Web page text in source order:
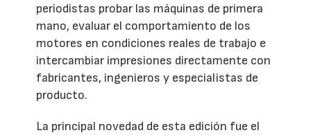
periodistas probar las máquinas de primera
mano, evaluar el comportamiento de los
motores en condiciones reales de trabajo e
intercambiar impresiones directamente con
fabricantes, ingenieros y especialistas de
producto.
La principal novedad de esta edición fue el